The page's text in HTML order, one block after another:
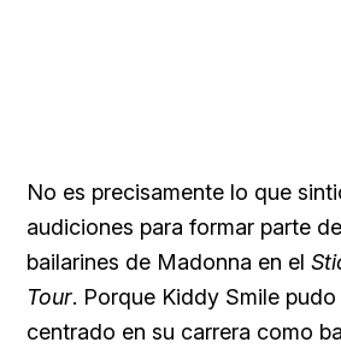
No es precisamente lo que
audiciones para formar parte
bailarines de Madonna en el
Tour. Porque Kiddy Smile pudo
centrado en su carrera como